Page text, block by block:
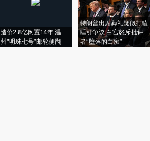
造价2.8亿闲置14年 温
州“明珠七号”邮轮侧翻
特朗普出席葬礼疑似打瞌
睡引争议 白宫怒斥批评
者“堕落的白痴”